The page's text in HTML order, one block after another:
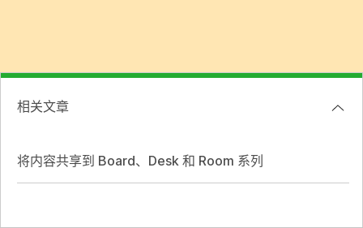
相关文章
将内容共享到 Board、Desk 和 Room 系列